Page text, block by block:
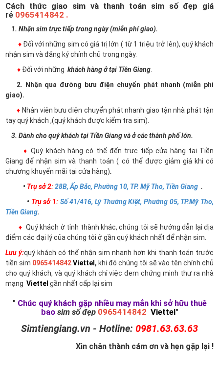
Cách thức giao sim và thanh toán sim số đẹp giá
rẻ 0965414842 .
1. Nhận sim trực tiếp trong ngày (miễn phí giao).
♦ Đối với những sim có giá trị lớn ( từ 1 triệu trở lên), quý khách
nhận sim và đăng ký chính chủ trong ngày.
♦ Đối với những khách hàng ở tại Tiền Giang
2. Nhận qua đường bưu điện chuyển phát nhanh (miễn phí
giao).
♦ Nhân viên bưu điện chuyển phát nhanh giao tận nhà phát tận
tay quý khách ,(quý khách được kiểm tra sim).
3. Dành cho quý khách tại Tiền Giang và ở các thành phố lớn.
♦ Quý khách hàng có thể đến trực tiếp cửa hàng tại Tiền
Giang để nhận sim và thanh toán ( có thể được giảm giá khi có
chương khuyến mãi tại cửa hàng).
• Trụ sở 2:28B, Ấp Bắc, Phường 10, TP. Mỹ Tho, Tiền Giang .
• Trụ sở 1: Số 41/416, Lý Thường Kiệt, Phường 05, TP.Mỹ Tho,
Tiền Giang.
♦ Quý khách ở tỉnh thành khác, chúng tôi sẽ hướng dẫn lại địa
điểm các đại lý của chúng tôi ở gần quý khách nhất để nhận sim.
Lưu ý:quý khách có thể nhận sim nhanh hơn khi thanh toán trước
tiền sim 0965414842Viettel , khi đó chúng tôi sẽ vào tên chính chủ
cho quý khách, và quý khách chỉ việc đem chứng minh thư ra nhà
mạng Viettel gần nhất cấp lại sim
" Chúc quý khách gặp nhiều may mắn khi sở hữu thuê
bao sim số đẹp 0965414842 Viettel"
Simtiengiang.vn - Hotline: 0981.63.63.63
Xin chân thành cám ơn và hẹn gặp lại !